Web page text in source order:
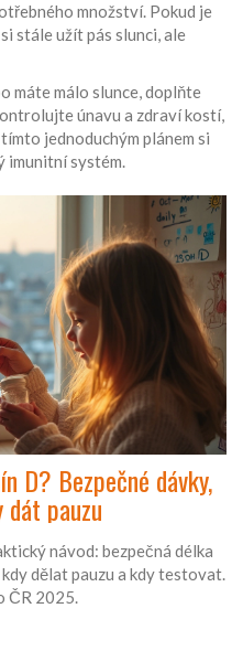
množství. Pokud je
stále užít pás slunci, ale
máte málo slunce, doplňte
únavu a zdraví kostí,
jednoduchým plánem si
imunitní systém.
D? Bezpečné dávky,
pauzu
návod: bezpečná délka
dělat pauzu a kdy testovat.
ČR 2025.